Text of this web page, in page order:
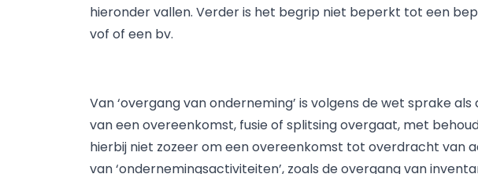
hieronder vallen. Verder is het begrip niet beperkt tot een
vof of een bv.
Van ‘overgang van onderneming’ is volgens de wet sprake
van een overeenkomst, fusie of splitsing overgaat, met
hierbij niet zozeer om een overeenkomst tot overdracht van
van ‘ondernemingsactiviteiten’, zoals de overgang van